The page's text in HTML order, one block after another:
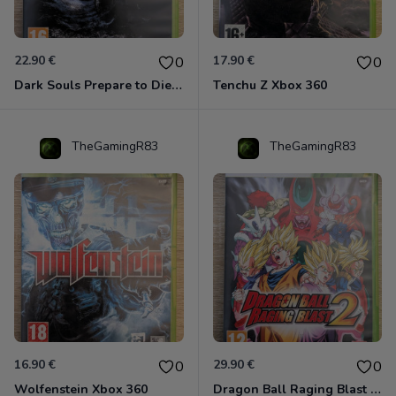
22.90 € 0
Dark Souls Prepare to Die Edition XBOX 360
17.90 € 0
Tenchu Z Xbox 360
TheGamingR83
16.90 € 0
Wolfenstein Xbox 360
TheGamingR83
29.90 € 0
Dragon Ball Raging Blast 2 Xbox 360